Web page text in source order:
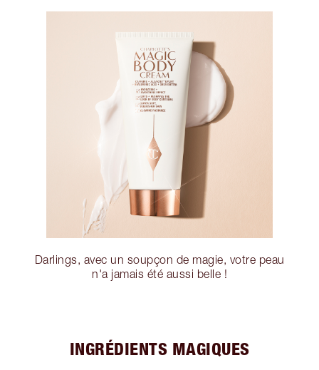
Darlings, avec un soupçon de magie, votre peau
n'a jamais été aussi belle !
INGRÉDIENTS MAGIQUES